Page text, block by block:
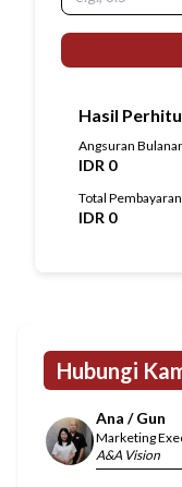
Hasil
Angsuran
IDR 0
Total Pembayaran
IDR 0
Hubungi
Ana / Gun
Marketing
A&A Vision